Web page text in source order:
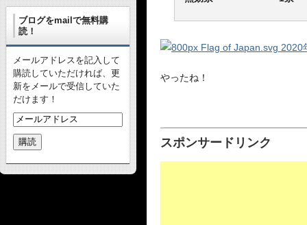
やったね！
スポンサードリンク
ブログをmailで無料購
読！
メールアドレスを記入して
購読していただければ、更
新をメールで受信していた
だけます！